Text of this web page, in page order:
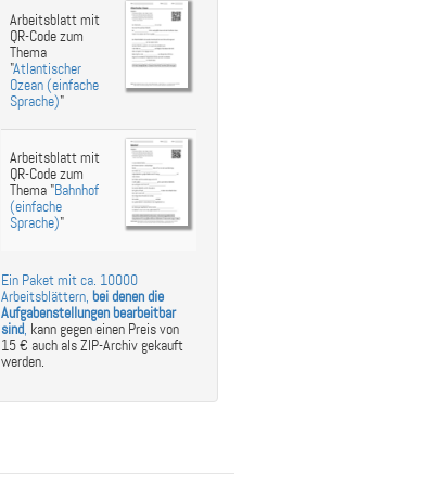
Arbeitsblatt mit
QR-Code zum
Thema
"Atlantischer
Ozean (einfache
Sprache)"
Arbeitsblatt mit
QR-Code zum
Thema "Bahnhof
(einfache
Sprache)"
Ein Paket mit ca. 10000
Arbeitsblättern, bei denen die
Aufgabenstellungen bearbeitbar
sind, kann gegen einen Preis von
15 € auch als ZIP-Archiv gekauft
werden.